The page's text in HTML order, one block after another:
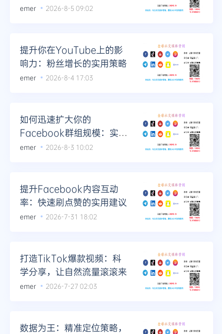
emer 2026-8-5 09:02
提升你在YouTube上的影
响力：粉丝增长的实用策略
emer 2026-8-4 17:03
如何迅速扩大你的
Facebook群组规模：实用
技巧分享
emer 2026-8-3 10:02
提升Facebook内容互动
率：快速刷点赞的实用建议
emer 2026-7-31 18:02
打造TikTok爆款视频：科
学分享，让自然流量滚滚来
emer 2026-7-27 02:03
数据为王：精准定位策略，